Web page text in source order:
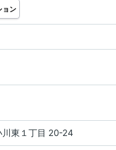
ョン
川東１丁目 20-24